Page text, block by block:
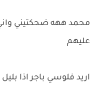
محمد ههه ضحكتيني
عليهم
اريد فلوسي باجر اذا